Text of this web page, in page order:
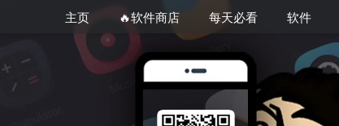
主页 🔥软件商店 每天必看 软件